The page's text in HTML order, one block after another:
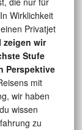
Wirklichkeit
Privatjet
zeigen wir
Stufe
Perspektive
mit
wir haben
wissen
zu